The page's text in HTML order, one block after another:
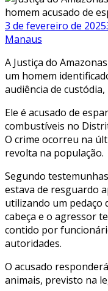
3 de fevereiro de 2025
Manaus
A Justiça do
um homem
audiência de
Ele é acusado de
combustíveis no
O crime ocorreu na
revolta na população.
Segundo
estava de resguardo
utilizando um pedaço
cabeça e o agressor
contido por
autoridades.
O acusado
animais, previsto na